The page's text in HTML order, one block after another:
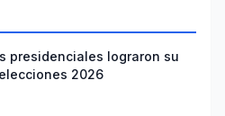
presidenciales lograron su
2026